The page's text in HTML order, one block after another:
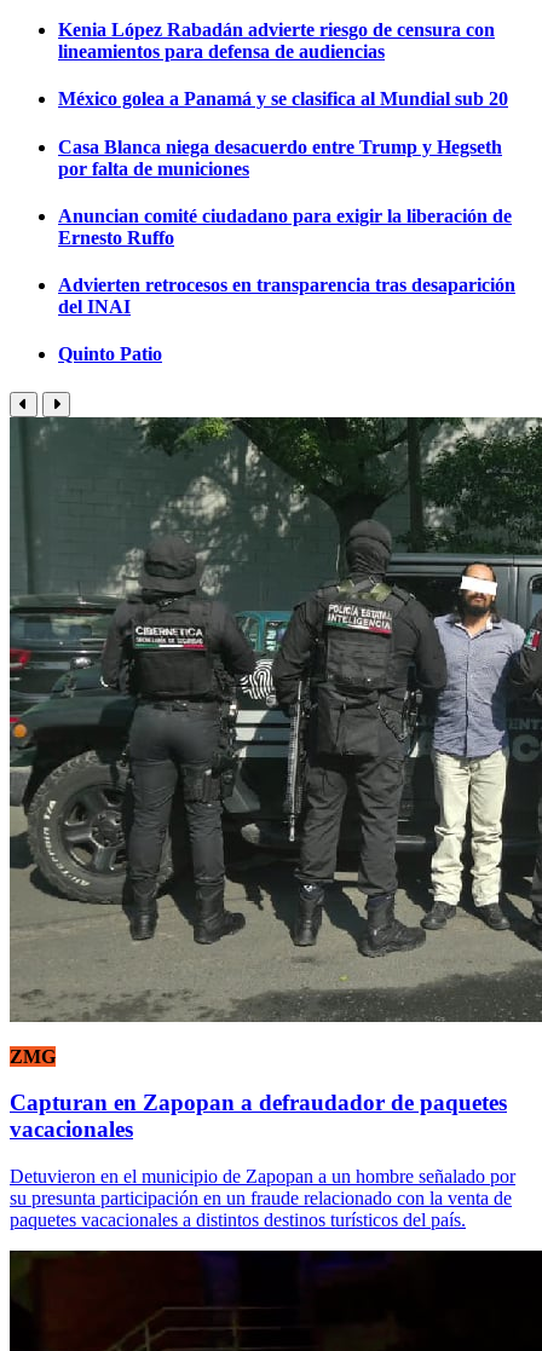
Kenia López Rabadán advierte riesgo de censura con
lineamientos para defensa de audiencias
México golea a Panamá y se clasifica al Mundial sub 20
Casa Blanca niega desacuerdo entre Trump y Hegseth
por falta de municiones
Anuncian comité ciudadano para exigir la liberación de
Ernesto Ruffo
Advierten retrocesos en transparencia tras desaparición
del INAI
Quinto Patio
ZMG
Capturan en Zapopan a defraudador de paquetes
vacacionales
Detuvieron en el municipio de Zapopan a un hombre señalado por
su presunta participación en un fraude relacionado con la venta de
paquetes vacacionales a distintos destinos turísticos del país.